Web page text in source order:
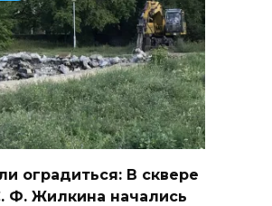
оградиться: В сквере
Ф. Жилкина начались